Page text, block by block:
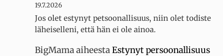
19.7.2026
Jos olet estynyt petsoonallisuus, niin olet todiste
läheiselleni, että hän ei ole ainoa.
BigMamaaiheestaEstynyt persoonallisuus